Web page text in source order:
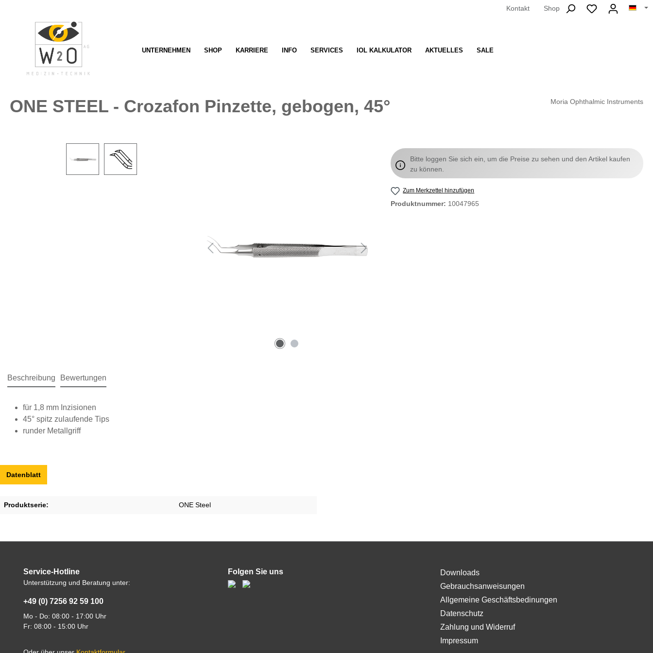
Kontakt Shop
UNTERNEHMEN SHOP KARRIERE INFO SERVICES IOL KALKULATOR AKTUELLES SALE
ONE STEEL - Crozafon Pinzette, gebogen, 45° Moria Ophthalmic Instruments
Bitte loggen Sie sich ein, um die Preise zu sehen und den Artikel kaufen
zu können.
Zum Merkzettel hinzufügen
Produktnummer: 10047965
Beschreibung Bewertungen
für 1,8 mm Inzisionen
45° spitz zulaufende Tips
runder Metallgriff
Datenblatt
Produktserie: ONE Steel
Service-Hotline
Unterstützung und Beratung unter:
+49 (0) 7256 92 59 100
Mo - Do: 08:00 - 17:00 Uhr
Fr: 08:00 - 15:00 Uhr
Folgen Sie uns
Downloads
Gebrauchsanweisungen
Allgemeine Geschäftsbedinungen
Datenschutz
Zahlung und Widerruf
Impressum